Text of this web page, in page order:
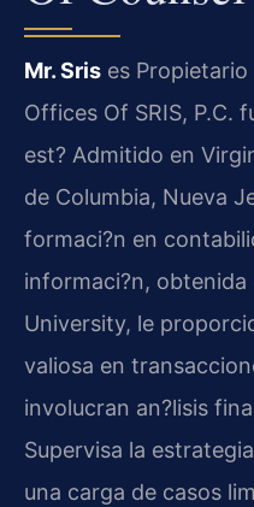
Mr. Sris es
Offices Of SRIS, P.C.
est? Admitido en
de Columbia, Nueva
formaci?n en
informaci?n, obtenida
University, le
valiosa en
involucran an?lisis
Supervisa la
una carga de casos